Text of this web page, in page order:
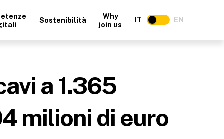
Sostenibilità
Why
join us
IT EN
a 1.365
milioni di euro